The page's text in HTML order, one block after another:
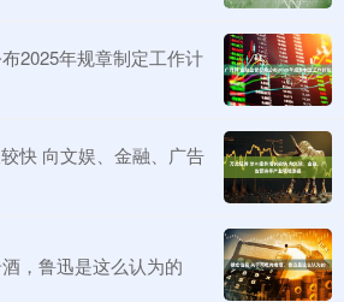
2025年规章制定工作计
快 向文娱、金融、广告
，鲁迅是这么认为的